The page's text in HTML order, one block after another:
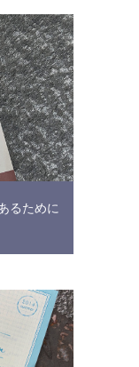
るために